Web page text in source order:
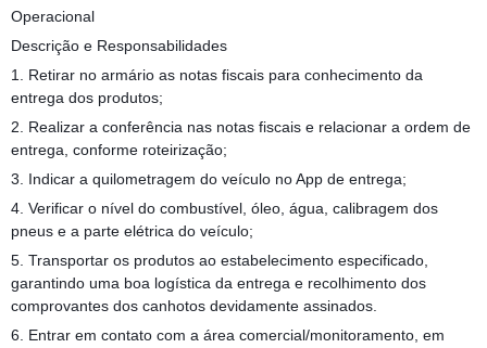
Operacional
Descrição e Responsabilidades
1. Retirar no armário as notas fiscais para conhecimento da
entrega dos produtos;
2. Realizar a conferência nas notas fiscais e relacionar a ordem de
entrega, conforme roteirização;
3. Indicar a quilometragem do veículo no App de entrega;
4. Verificar o nível do combustível, óleo, água, calibragem dos
pneus e a parte elétrica do veículo;
5. Transportar os produtos ao estabelecimento especificado,
garantindo uma boa logística da entrega e recolhimento dos
comprovantes dos canhotos devidamente assinados.
6. Entrar em contato com a área comercial/monitoramento, em